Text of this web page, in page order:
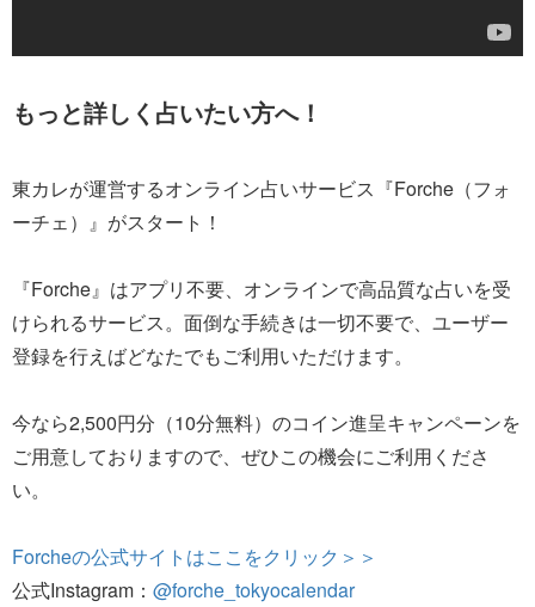
もっと詳しく占いたい方へ！
東カレが運営するオンライン占いサービス『Forche（フォ
ーチェ）』がスタート！
『Forche』はアプリ不要、オンラインで高品質な占いを受
けられるサービス。面倒な手続きは一切不要で、ユーザー
登録を行えばどなたでもご利用いただけます。
今なら2,500円分（10分無料）のコイン進呈キャンペーンを
ご用意しておりますので、ぜひこの機会にご利用くださ
い。
Forcheの公式サイトはここをクリック＞＞
公式Instagram： @forche_tokyocalendar